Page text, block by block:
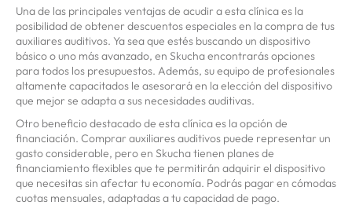
Una de las principales ventajas de acudir a esta clínica es la
posibilidad de obtener descuentos especiales en la compra de tus
auxiliares auditivos. Ya sea que estés buscando un dispositivo
básico o uno más avanzado, en Skucha encontrarás opciones
para todos los presupuestos. Además, su equipo de profesionales
altamente capacitados le asesorará en la elección del dispositivo
que mejor se adapta a sus necesidades auditivas.
Otro beneficio destacado de esta clínica es la opción de
financiación. Comprar auxiliares auditivos puede representar un
gasto considerable, pero en Skucha tienen planes de
financiamiento flexibles que te permitirán adquirir el dispositivo
que necesitas sin afectar tu economía. Podrás pagar en cómodas
cuotas mensuales, adaptadas a tu capacidad de pago.